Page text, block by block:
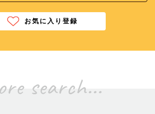
お気に入り登録
search...